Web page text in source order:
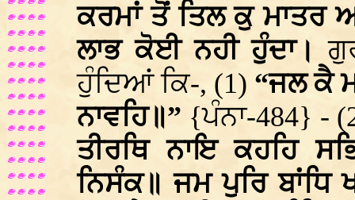
ਕਰਮਾਂ ਤੋਂ ਤਿਲ ਕੁ ਮਾਤਰ
ਲਾਭ ਕੋਈ ਨਹੀ ਹੁੰਦਾ।
ਹੁੰਦਿਆਂ ਕਿ-, (1) “ਜਲ ਕੈ
ਨਾਵਹਿ॥” {ਪੰਨਾ-484} -
ਤੀਰਥਿ ਨਾਇ ਕਹਹਿ
ਨਿਸੰਕ॥ ਜਮ ਪੁਰਿ ਬਾਂਧਿ